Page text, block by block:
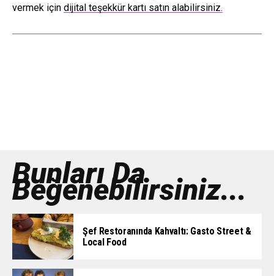
vermek için dijital teşekkür kartı satın alabilirsiniz.
Bunları Da
Beğenebilirsiniz...
Şef Restoranında Kahvaltı: Gasto Street &
Local Food